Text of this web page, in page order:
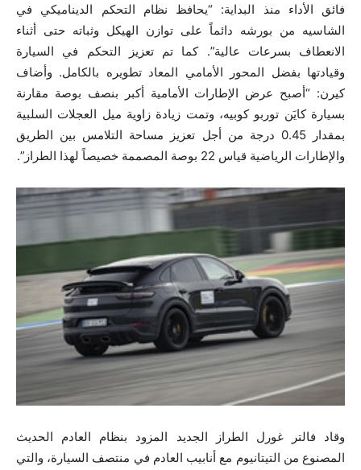
فائق الأداء منذ البداية: “يحافظ نظام التحكم الديناميكي في
الشاسيه من بورشه دائماً على توازن الهيكل وثباته حتى أثناء
الانعطاف بسرعات عالية”. كما تم تعزيز التحكم في السيارة
وقيادتها بفضل المحور الأمامي المعاد تطويره بالكامل. وأضاف
كيرن: “أصبح عرض الإطارات الأمامية أكبر بنصف بوصة مقارنة
بسيارة كايَن توربو كوبيه، وتمت زيادة زاوية ميل العجلات السلبية
بمقدار ‎0.45 درجة من أجل تعزيز مساحة التلامس بين الطريق
والإطارات الرياضية قياس ‎22 بوصة المصممة خصيصاً لهذا الطراز”‏.
وقاد فالتر غورل الطراز الجديد المزود بنظام العادم الحديث
المصنوع من التيتانيوم مع أنابيب العادم في منتصف السيارة، والتي